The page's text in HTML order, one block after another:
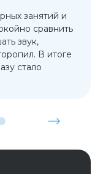
занятий и
сравнить
звук,
В итоге
стало